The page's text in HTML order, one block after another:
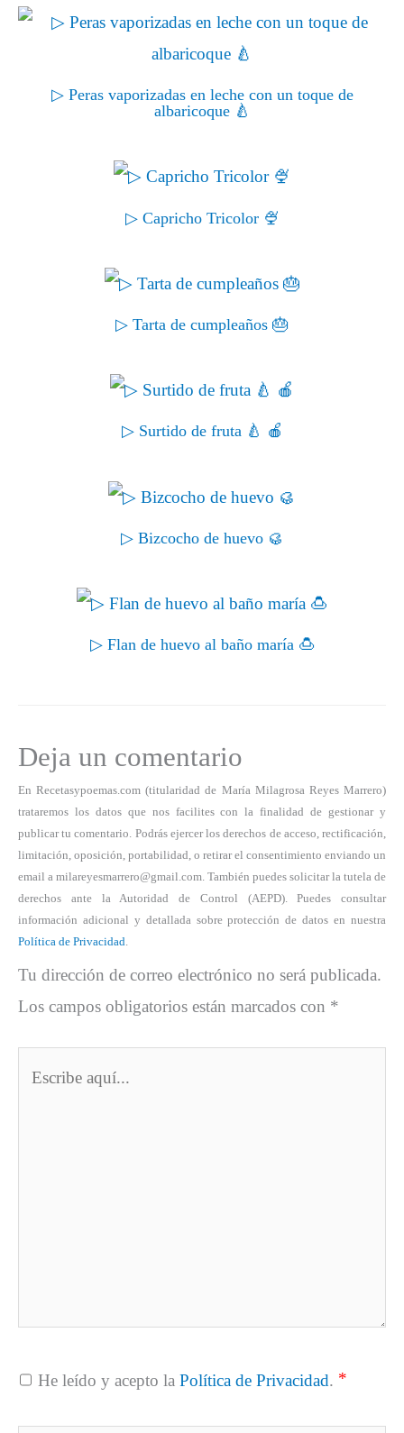
▷ Peras vaporizadas en leche con un toque de
albaricoque 🍐
▷ Capricho Tricolor 🍨
▷ Tarta de cumpleaños 🎂
▷ Surtido de fruta 🍐 🍎
▷ Bizcocho de huevo 🥮
▷ Flan de huevo al baño maría 🍮
Deja un comentario
En Recetasypoemas.com (titularidad de María Milagrosa Reyes Marrero)
trataremos los datos que nos facilites con la finalidad de gestionar y
publicar tu comentario. Podrás ejercer los derechos de acceso, rectificación,
limitación, oposición, portabilidad, o retirar el consentimiento enviando un
email a milareyesmarrero@gmail.com. También puedes solicitar la tutela de
derechos ante la Autoridad de Control (AEPD). Puedes consultar
información adicional y detallada sobre protección de datos en nuestra
Política de Privacidad
Tu dirección de correo electrónico no será publicada.
Los campos obligatorios están marcados con *
He leído y acepto la Política de Privacidad. *